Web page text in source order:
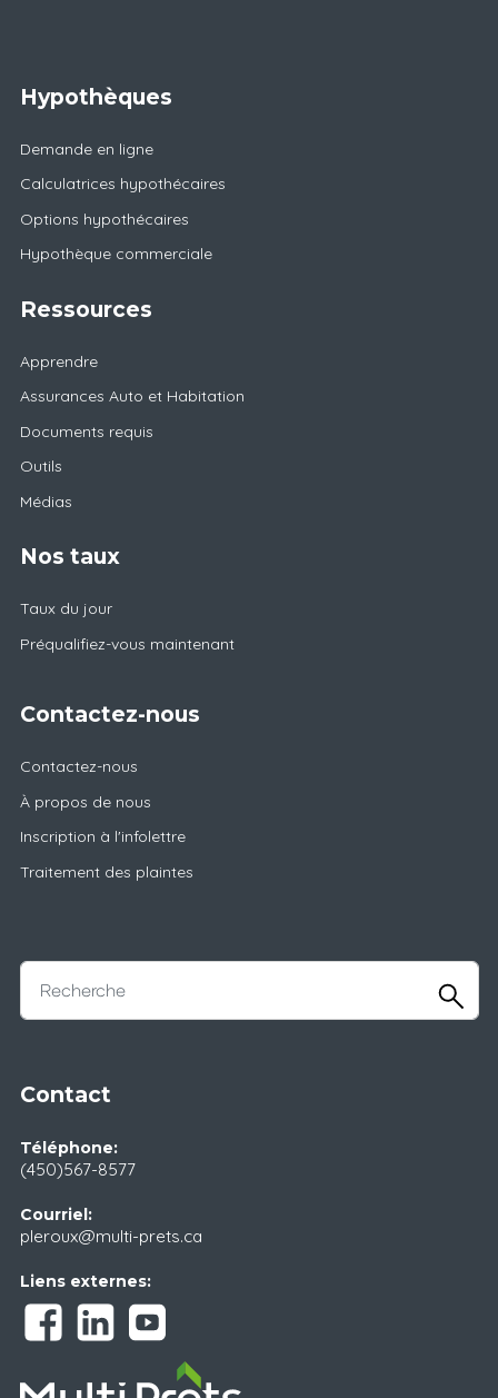
Hypothèques
Demande en ligne
Calculatrices hypothécaires
Options hypothécaires
Hypothèque commerciale
Ressources
Apprendre
Assurances Auto et Habitation
Documents requis
Outils
Médias
Nos taux
Taux du jour
Préqualifiez-vous maintenant
Contactez-nous
Contactez-nous
À propos de nous
Inscription à l'infolettre
Traitement des plaintes
Contact
Téléphone:
(450)567-8577
Courriel:
pleroux@multi-prets.ca
Liens externes: